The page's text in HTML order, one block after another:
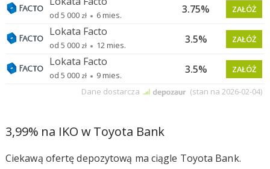
3,99% na IKO w Toyota Bank
Ciekawą ofertę depozytową ma ciągle Toyota Bank.